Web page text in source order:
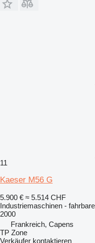
11
Kaeser M56 G
5.900 € ≈ 5.514 CHF
Industriemaschinen -
2000
Frankreich, Capens
TP Zone
Verkäufer kontaktieren